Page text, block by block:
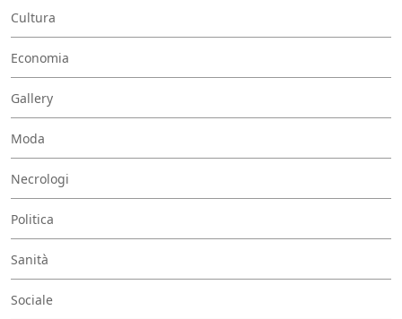
Cultura
Economia
Gallery
Moda
Necrologi
Politica
Sanità
Sociale